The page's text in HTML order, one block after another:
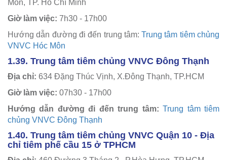
Môn, TP. Hồ Chí Minh
Giờ làm việc: 7h30 - 17h00
Hướng dẫn đường đi đến trung tâm:Trung tâm tiêm chủng
VNVC Hóc Môn
1.39. Trung tâm tiêm chủng VNVC Đông Thạnh
Địa chỉ: 634 Đặng Thúc Vịnh, X.Đông Thạnh, TP.HCM
Giờ làm việc: 07h30 - 17h00
Hướng dẫn đường đi đến trung tâm:Trung tâm tiêm
chủng VNVC Đông Thạnh
1.40. Trung tâm tiêm chủng VNVC Quận 10 - Địa
chỉ tiêm phế cầu 15 ở TPHCM